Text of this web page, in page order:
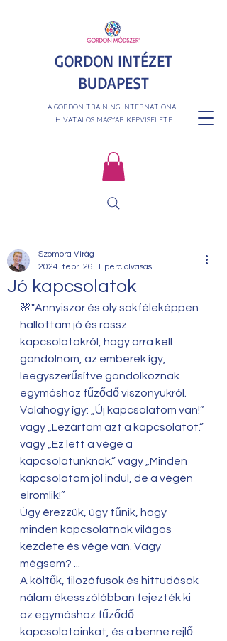
GORDON INTÉZET
BUDAPEST
A GORDON TRAINING INTERNATIONAL
HIVATALOS MAGYAR KÉPVISELETE
Jó kapcsolatok
Szomora Virág
2024. febr. 26. 1 perc olvasás
🌸"Annyiszor és oly sokféleképpen
hallottam jó és rossz
kapcsolatokról, hogy arra kell
gondolnom, az emberek így,
leegyszerűsítve gondolkoznak
egymáshoz fűződő viszonyukról.
Valahogy így: „Új kapcsolatom van!”
vagy „Lezártam azt a kapcsolatot.”
vagy „Ez lett a vége a
kapcsolatunknak.” vagy „Minden
kapcsolatom jól indul, de a végén
elromlik!”
Úgy érezzük, úgy tűnik, hogy
minden kapcsolatnak világos
kezdete és vége van. Vagy
mégsem? ...
A költők, filozófusok és hittudósok
nálam ékesszólóbban fejezték ki
az egymáshoz fűződő
kapcsolatainkat, és a benne rejlő